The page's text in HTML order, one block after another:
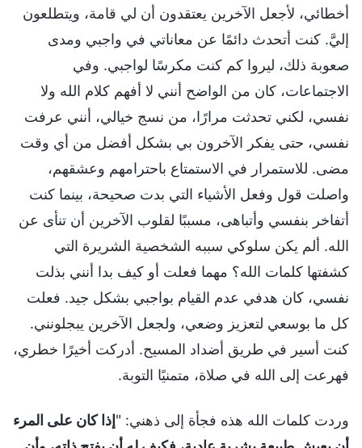
أخطائي، لأجعل الآخرين يعتقدون أن لي قامة، ويتطلعون
إليَّ. كنت أتحدث دائمًا عن معاناتي في واجبي ومدى
صعوبة ذلك، ليروا كم كنت مكرسًا لواجبي. وفي
الاجتماعات، كان من الواضح أنني لا أفهم كلام الله ولا
نفسي، لكني تحدثت مرارًا، من نسج خيالي، أنني عرفت
نفسي، حتى يفكر الآخرون بي بشكل أفضل من أي وقت
مضى. للاستمرار في الاستمتاع باحترامهم وعشقهم،
واصلت قول وفعل الأشياء التي بدت صحيحة، بينما كنت
أتفاخر بنفسي وأتباهى، مسببًا لقلوب الآخرين أن تنأى عن
الله. ألم يكن سلوكي سببه الشخصية الشريرة التي
كشفتها كلمات الله؟ مهما فعلت أو كيف بدا أنني بذلت
نفسي، كان هدفي عدم القيام بواجبي بشكل جيد. فعلت
كل ما بوسعي لتعزيز وضعي، ولجعل الآخرين يبجلونني.
كنت أسير في طريق أضداد المسيح. أدركت أخيرًا خطري،
فهرعت إلى الله في صلاة، متمنيًا التوبة.
وردت كلمات الله هذه فجأة إلى ذهني: "إذا كان على المرء